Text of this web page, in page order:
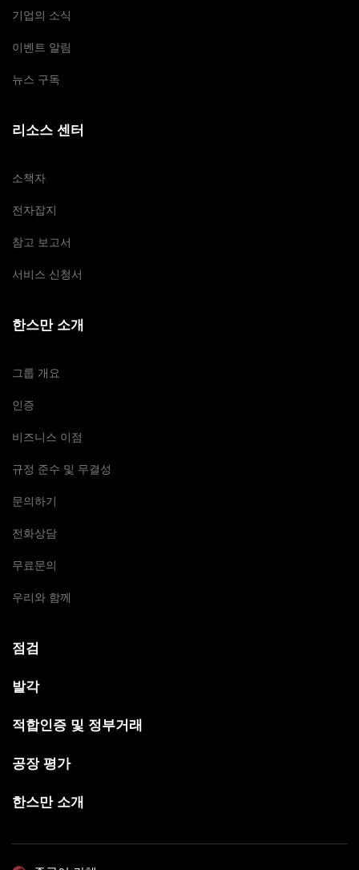
기업의 소식
이벤트 알림
뉴스 구독
리소스 센터
소책자
전자잡지
참고 보고서
서비스 신청서
한스만 소개
그룹 개요
인증
비즈니스 이점
규정 준수 및 무결성
문의하기
전화상담
무료문의
우리와 함께
점검
발각
적합인증 및 정부거래
공장 평가
한스만 소개